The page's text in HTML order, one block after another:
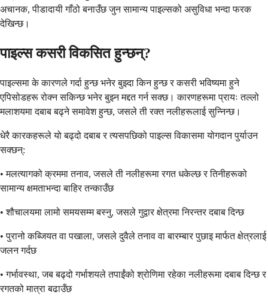
अचानक, पीडादायी गाँठो बनाउँछ जुन सामान्य पाइल्सको असुविधा भन्दा फरक
देखिन्छ।
पाइल्स कसरी विकसित हुन्छन्?
पाइल्समा के कारणले गर्दा हुन्छ भनेर बुझ्दा किन हुन्छ र कसरी भविष्यमा हुने
एपिसोडहरू रोक्न सकिन्छ भनेर बुझ्न मद्दत गर्न सक्छ। कारणहरूमा प्रायः तल्लो
मलाशयमा दबाब बढ्ने समावेश हुन्छ, जसले ती रक्त नलीहरूलाई सुन्निन्छ।
धेरै कारकहरूले यो बढ्दो दबाब र त्यसपछिको पाइल्स विकासमा योगदान पुर्याउन
सक्छन्:
• मलत्यागको क्रममा तनाव, जसले ती नलीहरूमा रगत धकेल्छ र तिनीहरूको
सामान्य क्षमताभन्दा बाहिर तन्काउँछ
• शौचालयमा लामो समयसम्म बस्नु, जसले गुद्वार क्षेत्रमा निरन्तर दबाब दिन्छ
• पुरानो कब्जियत वा पखाला, जसले दुवैले तनाव वा बारम्बार पुछाइ मार्फत क्षेत्रलाई
जलन गर्दछ
• गर्भावस्था, जब बढ्दो गर्भाशयले तपाईंको श्रोणिमा रहेका नलीहरूमा दबाब दिन्छ र
रगतको मात्रा बढाउँछ